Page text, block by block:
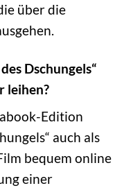
über die
Dschungels“
leihen?
Edition
auch als
bequem online
einer